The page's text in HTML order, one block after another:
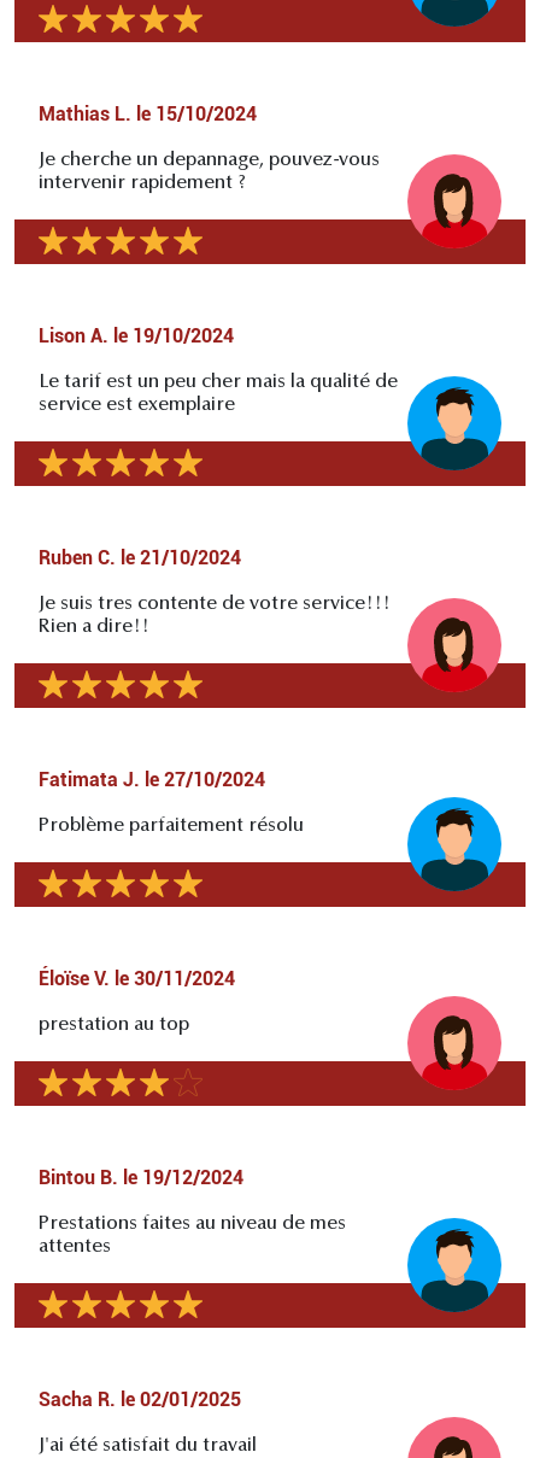
Mathias L. le 15/10/2024
Je cherche un depannage, pouvez-vous
intervenir rapidement ?
Lison A. le 19/10/2024
Le tarif est un peu cher mais la qualité de
service est exemplaire
Ruben C. le 21/10/2024
Je suis tres contente de votre service!!!
Rien a dire!!
Fatimata J. le 27/10/2024
Problème parfaitement résolu
Éloïse V. le 30/11/2024
prestation au top
Bintou B. le 19/12/2024
Prestations faites au niveau de mes
attentes
Sacha R. le 02/01/2025
J'ai été satisfait du travail